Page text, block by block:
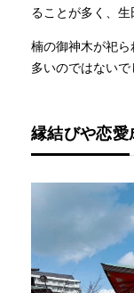
ることが多く、生
楠の御神木が祀
多いのではないで
縁結びや恋愛